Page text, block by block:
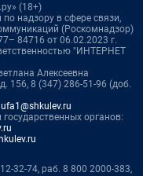
(18+)
надзору в сфере связи,
(Роскомнадзор)
84716 от 06.02.2023 г.
"ИНТЕРНЕТ
Алексеевна
156, 8 (347) 286-51-96 (доб.
ufa1@shkulev.ru
органов:
32-74, раб. 8 800 2000-383,